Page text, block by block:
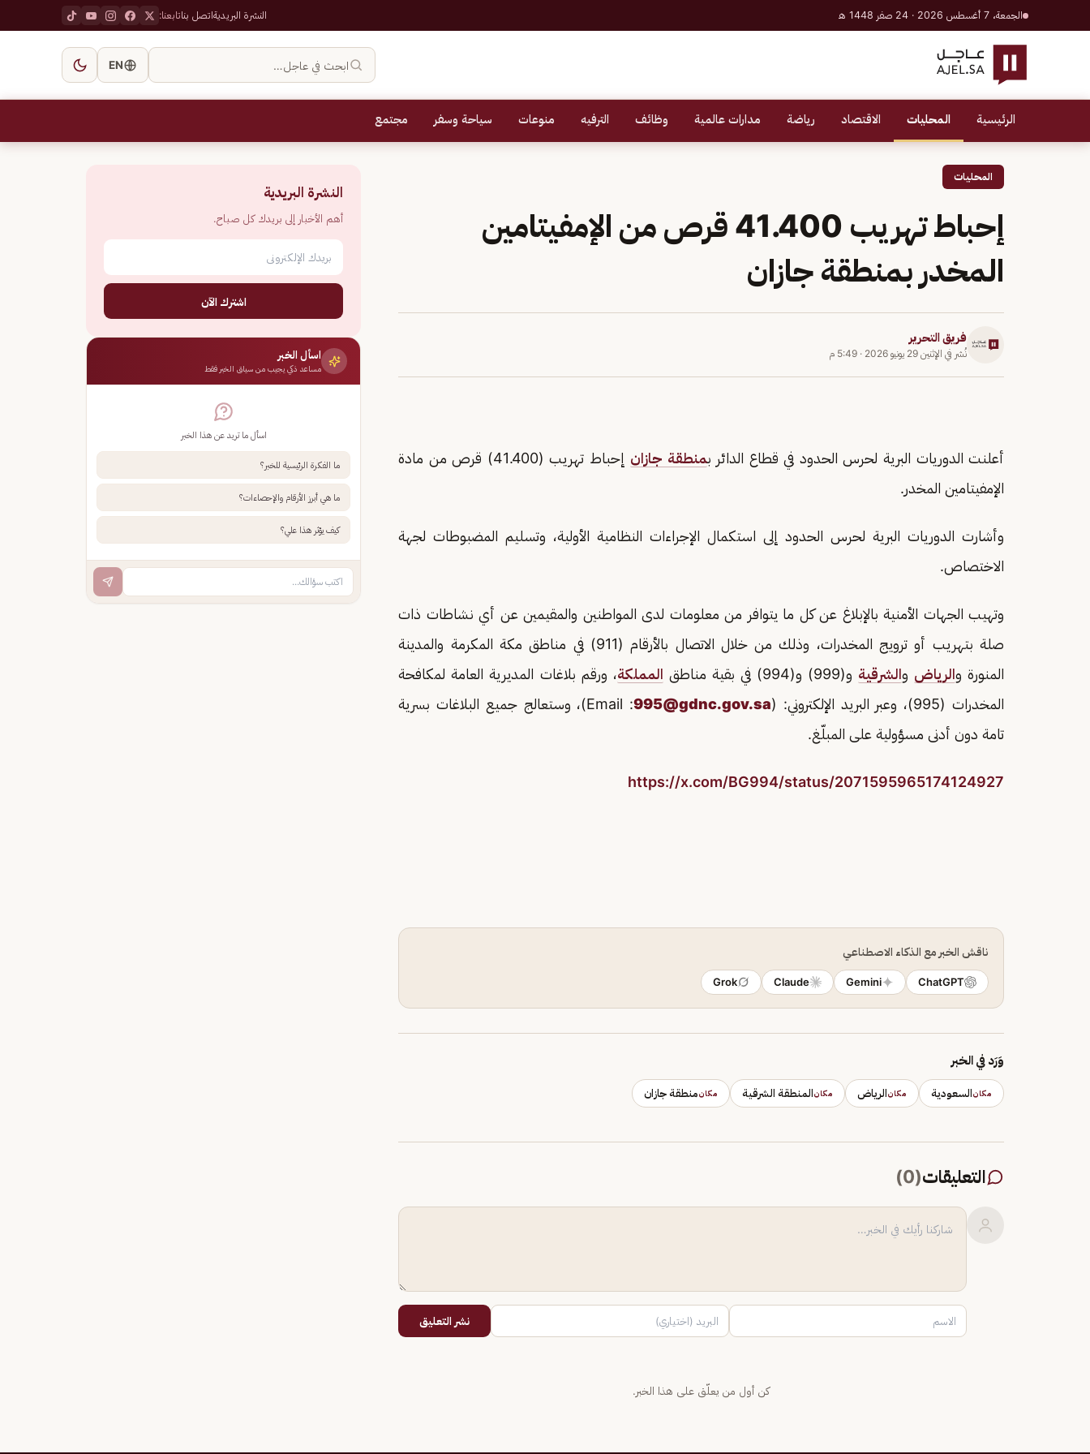
الجمعة، 7 أغسطس 2026 · 24 صفر 1448 هـ النشرة البريديةاتصل بناتابعنا:
ابحث في عاجل… EN
الرئيسية المحليات الاقتصاد رياضة مدارات عالمية وظائف الترفيه منوعات سياحة وسفر مجتمع
المحليات
إحباط تهريب 41.400 قرص من الإمفيتامين
المخدر بمنطقة جازان
فريق التحرير
نُشر في الإثنين 29 يونيو 2026 · 5:49 م
أعلنت الدوريات البرية لحرس الحدود في قطاع الدائر بمنطقة جازان
إحباط تهريب (41.400) قرص من مادة
الإمفيتامين المخدر.
وأشارت الدوريات البرية لحرس الحدود إلى استكمال الإجراءات النظامية الأولية، وتسليم المضبوطات لجهة
الاختصاص.
وتهيب الجهات الأمنية بالإبلاغ عن كل ما يتوافر من معلومات لدى المواطنين والمقيمين عن أي نشاطات ذات
صلة بتهريب أو ترويج المخدرات، وذلك من خلال الاتصال بالأرقام (911) في مناطق مكة المكرمة والمدينة
المنورة والرياض والشرقية و(999) و(994) في بقية مناطق المملكة، ورقم بلاغات المديرية العامة لمكافحة
المخدرات (995)، وعبر البريد الإلكتروني: (Email :
995@gdnc.gov.sa
)، وستعالج جميع البلاغات بسرية
تامة دون أدنى مسؤولية على المبلّغ.
https://x.com/BG994/status/2071595965174124927
ناقش الخبر مع الذكاء الاصطناعي
ChatGPT
Gemini
Claude
Grok
وَرَد في الخبر
مكانالسعودية مكانالرياض مكانالمنطقة الشرقية مكانمنطقة جازان
التعليقات(
0
)
نشر التعليق
كن أول من يعلّق على هذا الخبر.
النشرة البريدية
أهم الأخبار إلى بريدك كل صباح.
اشترك الآن
اسأل الخبر
مساعد ذكي يجيب من سياق الخبر فقط
اسأل ما تريد عن هذا الخبر
ما الفكرة الرئيسية للخبر؟
ما هي أبرز الأرقام والإحصاءات؟
كيف يؤثر هذا علي؟